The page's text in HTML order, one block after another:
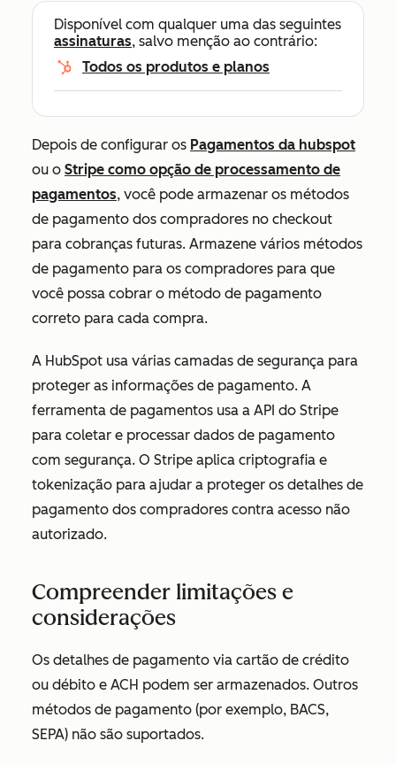
Disponível com qualquer uma das seguintes
assinaturas, salvo menção ao contrário:
Todos os produtos e planos
Depois de configurar os Pagamentos da hubspot
ou o Stripe como opção de processamento de
pagamentos, você pode armazenar os métodos
de pagamento dos compradores no checkout
para cobranças futuras. Armazene vários métodos
de pagamento para os compradores para que
você possa cobrar o método de pagamento
correto para cada compra.
A HubSpot usa várias camadas de segurança para
proteger as informações de pagamento. A
ferramenta de pagamentos usa a API do Stripe
para coletar e processar dados de pagamento
com segurança. O Stripe aplica criptografia e
tokenização para ajudar a proteger os detalhes de
pagamento dos compradores contra acesso não
autorizado.
Compreender limitações e
considerações
Os detalhes de pagamento via cartão de crédito
ou débito e ACH podem ser armazenados. Outros
métodos de pagamento (por exemplo, BACS,
SEPA) não são suportados.